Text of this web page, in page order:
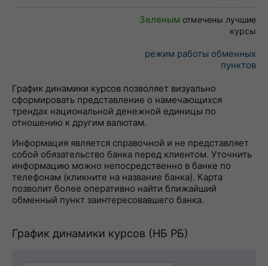
Зеленым отмечены лучшие
курсы
режим работы обменных
пунктов
График динамики курсов позволяет визуально
сформировать представление о намечающихся
трендах национальной денежной единицы по
отношению к другим валютам.
Информация является справочной и не представляет
собой обязательство банка перед клиентом. Уточнить
информацию можно непосредственно в банке по
телефонам (кликните на название банка). Карта
позволит более оперативно найти ближайший
обменный пункт заинтересовавшего банка.
График динамики курсов (НБ РБ)